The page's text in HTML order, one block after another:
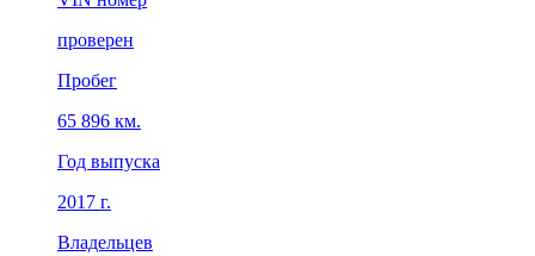
проверен
Пробег
65 896 км.
Год выпуска
2017 г.
Владельцев